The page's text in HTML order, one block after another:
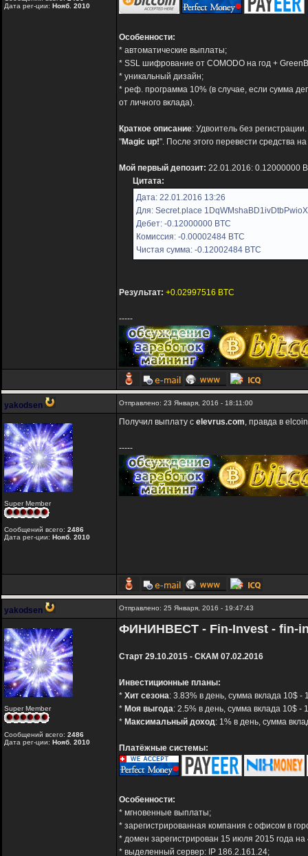
Дата рег-ции: Нояб. 2010
Особенности:
* автоматические выплаты;
* SSL шифрование от COMODO на год +
* уникальный дизайн;
* реф. программа 10% (в случае, если сумма
от личного вклада).
Краткое описание: Удвоитель без
"Magic up!". После этого перевести средства
Мой первый депозит: 22.01.2016: 0.12000000
Цитата:
Дата: 22.01.2016 13:26
Для: Secret.place
Дебет: -0.12000000 BTC
Комиссия: -0.00002484 BTC
Чистая сумма: -0.12002484 BTC
Результат: +0.02997516 BTC
-----
yakodsen Отправлено: 23 Января, 2016 - 18:11:00
Super Member
Сообщений всего: 2486
Дата рег-ции: Нояб. 2010
Получил выплату с elevrus.com, правда в
-----
yakodsen Отправлено: 25 Января, 2016 - 19:47:43
Super Member
Сообщений всего: 2486
Дата рег-ции: Нояб. 2010
ФИНИНВЕСТ - Fin-Invest - fin-
Старт 29.10.2015 - СКАМ 07.02.2016
Инвестиционные планы:
* Хит сезона: 3.83% в день, сумма вклада 10$
* Моя выгода: 2.5% в день, сумма вклада 10$ -
* Максимальный доход: 1% в день, сумма
Платёжные системы:
Особенности:
* мгновенные выплаты;
* зарегистрированная компания с офисом в
* домен зарегистрирован 15 июля 2015 года на
* выделенный сервер: IP 186.2.161.24;